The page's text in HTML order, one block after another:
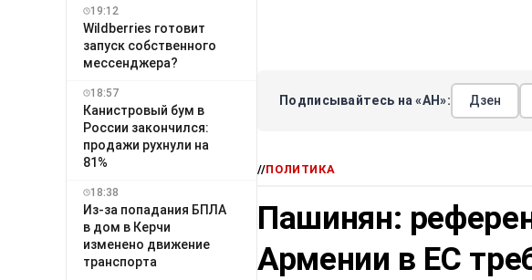
19:12
Wildberries готовит
запуск собственного
мессенджера?
18:57
Канистровый бум в
России закончился:
продажи рухнули на
81%
18:38
Из-за попадания БПЛА
в дом в Керчи
изменено движение
транспорта
Подписывайтесь на «АН»: Дзен
//ПОЛИТИКА
Пашинян:
Армении в ЕС